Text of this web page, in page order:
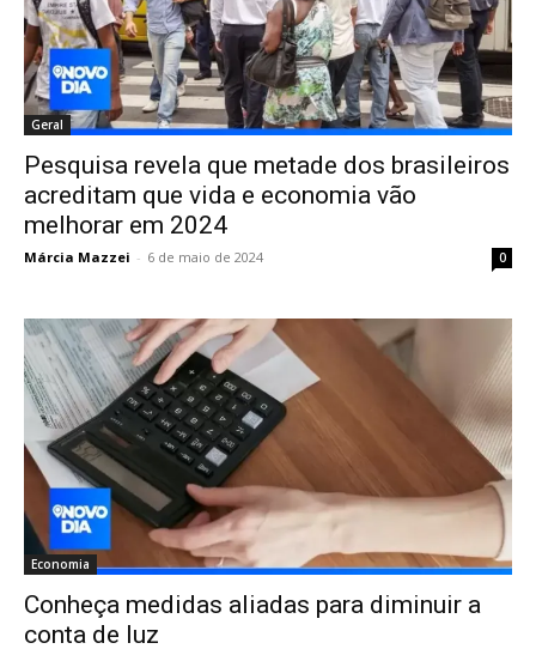
Geral
Pesquisa revela que metade dos brasileiros
acreditam que vida e economia vão
melhorar em 2024
Márcia Mazzei - 6 de maio de 2024 0
Economia
Conheça medidas aliadas para diminuir a
conta de luz